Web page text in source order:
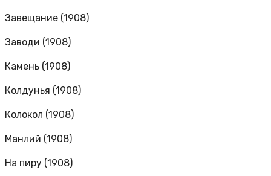
Завещание (1908)
Заводи (1908)
Камень (1908)
Колдунья (1908)
Колокол (1908)
Манлий (1908)
На пиру (1908)